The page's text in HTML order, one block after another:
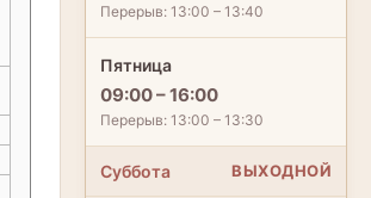
Перерыв: 13:00 – 13:40
Пятница
09:00 – 16:00
Перерыв: 13:00 – 13:30
Суббота ВЫХОДНОЙ